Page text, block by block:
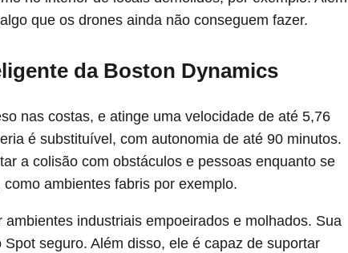
que os drones ainda não conseguem fazer.
da Boston Dynamics
nas costas, e atinge uma velocidade de até 5,76
é substituível, com autonomia de até 90 minutos.
a colisão com obstáculos e pessoas enquanto se
ambientes fabris por exemplo.
industriais empoeirados e molhados. Sua
seguro. Além disso, ele é capaz de suportar